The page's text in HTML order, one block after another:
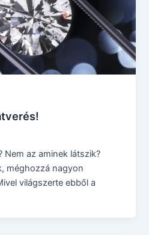
Nem az aminek látszik?
méghozzá nagyon
világszerte ebből a